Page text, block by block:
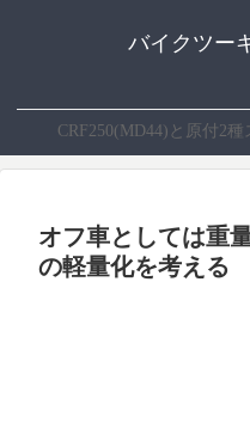
バイクツー
CRF250(MD44)と原付2
オフ車としては重
の軽量化を考える